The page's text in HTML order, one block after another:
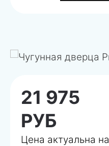
21 975
РУБ
Цена актуальна на